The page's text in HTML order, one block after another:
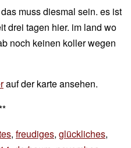
muss diesmal sein. es ist
drei tagen hier. im land wo
noch keinen koller wegen
auf der karte ansehen.
, freudiges, glückliches,